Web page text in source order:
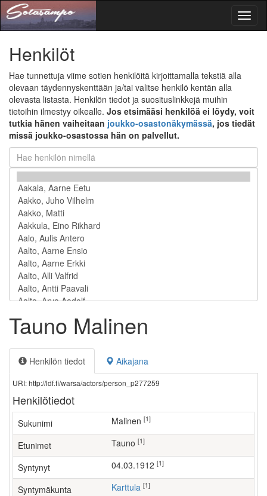
Henkilöt
Hae tunnettuja viime sotien henkilöitä kirjoittamalla tekstiä alla
olevaan täydennyskenttään ja/tai valitse henkilö kentän alla
olevasta listasta. Henkilön tiedot ja suosituslinkkejä muihin
tietoihin ilmestyy oikealle. Jos etsimääsi henkilöä ei löydy, voit
tutkia hänen vaiheitaan joukko-osastonäkymässä, jos tiedät
missä joukko-osastossa hän on palvellut.
Tauno Malinen
Henkilön tiedot Aikajana
URI: http://ldf.fi/warsa/actors/person_p277259
Henkilötiedot
Sukunimi Malinen [1]
Etunimet Tauno [1]
Syntynyt 04.03.1912 [1]
Syntymäkunta Karttula [1]